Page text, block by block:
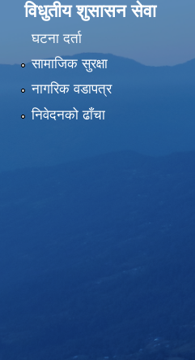
विधुतीय शुसासन सेवा
घटना दर्ता
सामाजिक सुरक्षा
नागरिक वडापत्र
निवेदनको ढाँचा